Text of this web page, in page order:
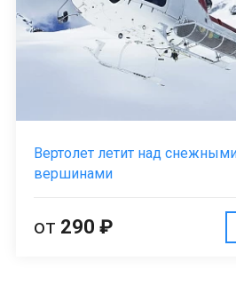
Вертолет летит над
вершинами
от 290 ₽